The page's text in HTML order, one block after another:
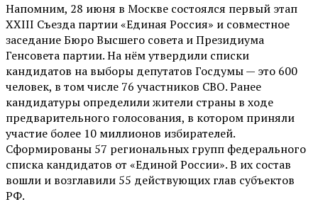
Напомним, 28 июня в Москве состоялся первый этап
XXIII Съезда партии «Единая Россия» и совместное
заседание Бюро Высшего совета и Президиума
Генсовета партии. На нём утвердили списки
кандидатов на выборы депутатов Госдумы — это 600
человек, в том числе 76 участников СВО. Ранее
кандидатуры определили жители страны в ходе
предварительного голосования, в котором приняли
участие более 10 миллионов избирателей.
Сформированы 57 региональных групп федерального
списка кандидатов от «Единой России». В их состав
вошли и возглавили 55 действующих глав субъектов
РФ.